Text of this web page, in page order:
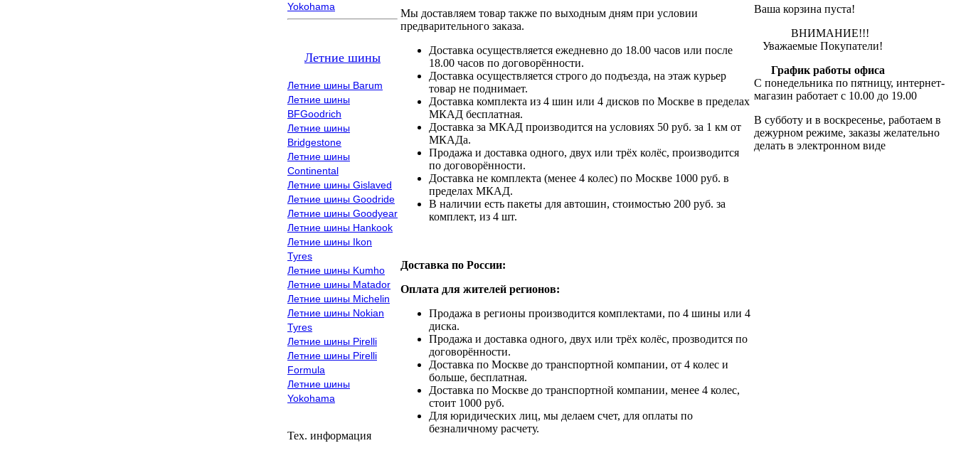
Yokohama
Летние шины
Летние шины Barum
Летние шины
BFGoodrich
Летние шины
Bridgestone
Летние шины
Continental
Летние шины Gislaved
Летние шины Goodride
Летние шины Goodyear
Летние шины Hankook
Летние шины Ikon
Tyres
Летние шины Kumho
Летние шины Matador
Летние шины Michelin
Летние шины Nokian
Tyres
Летние шины Pirelli
Летние шины Pirelli
Formula
Летние шины
Yokohama
Тех. информация
Мы доставляем товар также по выходным дням при условии
предварительного заказа.
Доставка осуществляется ежедневно до 18.00 часов или после
18.00 часов по договорённости.
Доставка осуществляется строго до подъезда, на этаж курьер
товар не поднимает.
Доставка комплекта из 4 шин или 4 дисков по Москве в пределах
МКАД бесплатная.
Доставка за МКАД производится на условиях 50 руб. за 1 км от
МКАДа.
Продажа и доставка одного, двух или трёх колёс, производится
по договорённости.
Доставка не комплекта (менее 4 колес) по Москве 1000 руб. в
пределах МКАД.
В наличии есть пакеты для автошин, стоимостью 200 руб. за
комплект, из 4 шт.
Доставка по России:
Оплата для жителей регионов:
Продажа в регионы производится комплектами, по 4 шины или 4
диска.
Продажа и доставка одного, двух или трёх колёс, прозводится по
договорённости.
Доставка по Москве до транспортной компании, от 4 колес и
больше, бесплатная.
Доставка по Москве до транспортной компании, менее 4 колес,
стоит 1000 руб.
Для юридических лиц, мы делаем счет, для оплаты по
безналичному расчету.
Ваша корзина пуста!
ВНИМАНИЕ!!!
Уважаемые Покупатели!
График работы офиса
С понедельника по пятницу, интернет-
магазин работает с 10.00 до 19.00
В субботу и в воскресенье, работаем в
дежурном режиме, заказы желательно
делать в электронном виде